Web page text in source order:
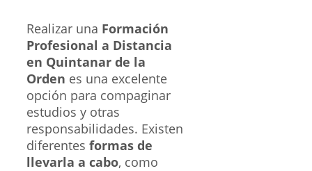
Realizar una Formación
Profesional a Distancia
en Quintanar de la
Orden es una excelente
opción para compaginar
estudios y otras
responsabilidades. Existen
diferentes formas de
llevarla a cabo, como